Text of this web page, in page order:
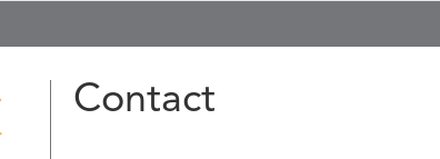
Contact